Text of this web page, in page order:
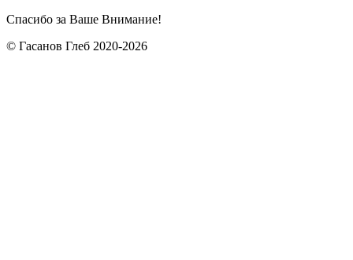
Спасибо за Ваше Внимание!
© Гасанов Глеб 2020-2026